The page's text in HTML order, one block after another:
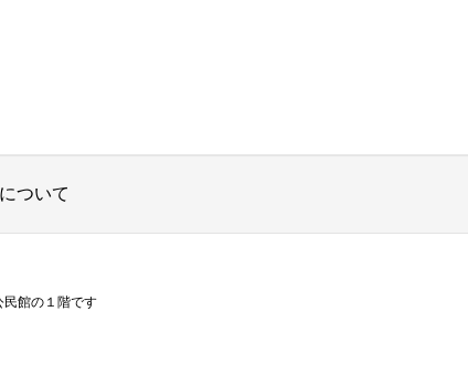
ついて
民館の１階です